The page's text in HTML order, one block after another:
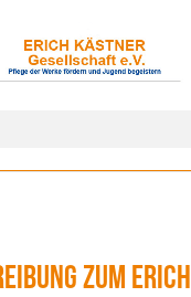
ZUM ERICH